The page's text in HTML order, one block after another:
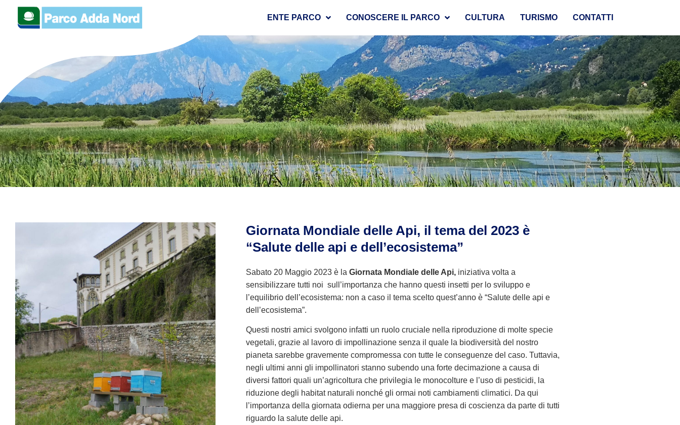
ENTE PARCO CONOSCERE IL PARCO CULTURA TURISMO CONTATTI
Giornata Mondiale delle Api, il tema del 2023 è
“Salute delle api e dell’ecosistema”
Sabato 20 Maggio 2023 è la Giornata Mondiale delle Api, iniziativa volta a
sensibilizzare tutti noi sull’importanza che hanno questi insetti per lo sviluppo e
l’equilibrio dell’ecosistema: non a caso il tema scelto quest’anno è “Salute delle api e
dell’ecosistema”.
Questi nostri amici svolgono infatti un ruolo cruciale nella riproduzione di molte specie
vegetali, grazie al lavoro di impollinazione senza il quale la biodiversità del nostro
pianeta sarebbe gravemente compromessa con tutte le conseguenze del caso. Tuttavia,
negli ultimi anni gli impollinatori stanno subendo una forte decimazione a causa di
diversi fattori quali un’agricoltura che privilegia le monocolture e l’uso di pesticidi, la
riduzione degli habitat naturali nonché gli ormai noti cambiamenti climatici. Da qui
l’importanza della giornata odierna per una maggiore presa di coscienza da parte di tutti
riguardo la salute delle api.